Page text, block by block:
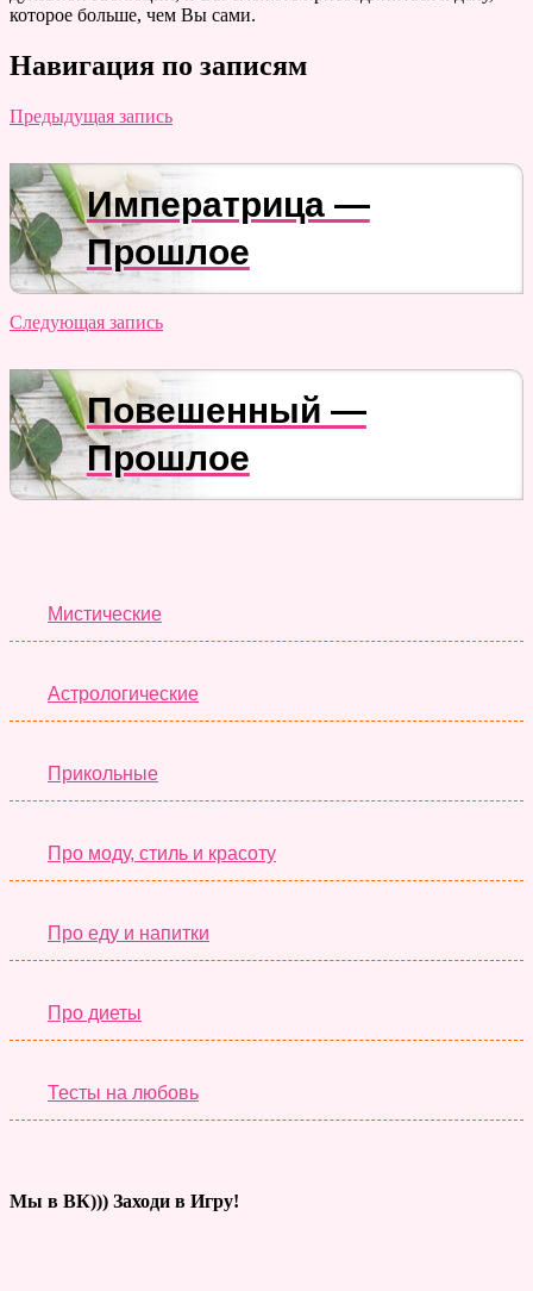
которое больше, чем Вы сами.
Навигация по записям
Предыдущая запись
Императрица —
Прошлое
Следующая запись
Повешенный —
Прошлое
Мистические
Астрологические
Прикольные
Про моду, стиль и красоту
Про еду и напитки
Про диеты
Тесты на любовь
Мы в ВК))) Заходи в Игру!